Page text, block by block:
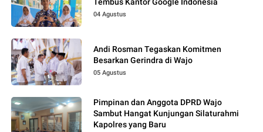
04 Agustus
Andi Rosman Tegaskan Komitmen
Besarkan Gerindra di Wajo
05 Agustus
Pimpinan dan Anggota DPRD Wajo
Sambut Hangat Kunjungan Silaturahmi
Kapolres yang Baru